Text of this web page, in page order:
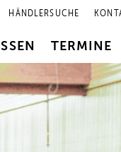
HÄNDLERSUCHE
TERMINE